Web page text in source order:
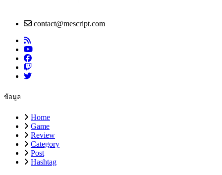
contact@mescript.com
ข้อมูล
Home
Game
Review
Category
Post
Hashtag